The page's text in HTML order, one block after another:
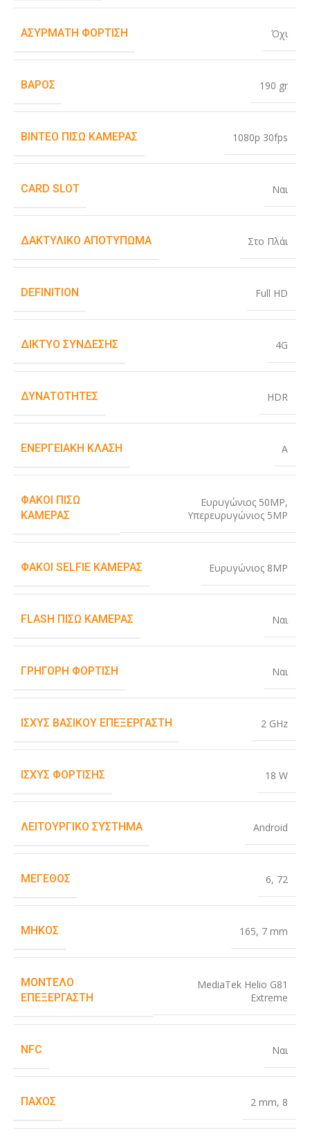
ΑΣΎΡΜΑΤΗ ΦΌΡΤΙΣΗ Όχι
ΒΆΡΟΣ 190 gr
ΒΊΝΤΕΟ ΠΊΣΩ ΚΆΜΕΡΑΣ 1080p 30fps
CARD SLOT Ναι
ΔΑΚΤΥΛΙΚΌ ΑΠΟΤΎΠΩΜΑ Στο Πλάι
DEFINITION Full HD
ΔΊΚΤΥΟ ΣΎΝΔΕΣΗΣ 4G
ΔΥΝΑΤΌΤΗΤΕΣ HDR
ΕΝΕΡΓΕΙΑΚΉ ΚΛΆΣΗ A
ΦΑΚΟΊ ΠΊΣΩ
ΚΆΜΕΡΑΣ
Ευρυγώνιος 50MP,
Υπερευρυγώνιος 5MP
ΦΑΚΟΊ SELFIE ΚΆΜΕΡΑΣ Ευρυγώνιος 8MP
FLASH ΠΊΣΩ ΚΆΜΕΡΑΣ Ναι
ΓΡΉΓΟΡΗ ΦΌΡΤΙΣΗ Ναι
ΙΣΧΎΣ ΒΑΣΙΚΟΎ ΕΠΕΞΕΡΓΑΣΤΉ 2 GHz
ΙΣΧΎΣ ΦΌΡΤΙΣΗΣ 18 W
ΛΕΙΤΟΥΡΓΙΚΌ ΣΎΣΤΗΜΑ Android
ΜΈΓΕΘΟΣ 6, 72
ΜΉΚΟΣ 165, 7 mm
ΜΟΝΤΈΛΟ
ΕΠΕΞΕΡΓΑΣΤΉ
MediaTek Helio G81
Extreme
NFC Ναι
ΠΆΧΟΣ 2 mm, 8